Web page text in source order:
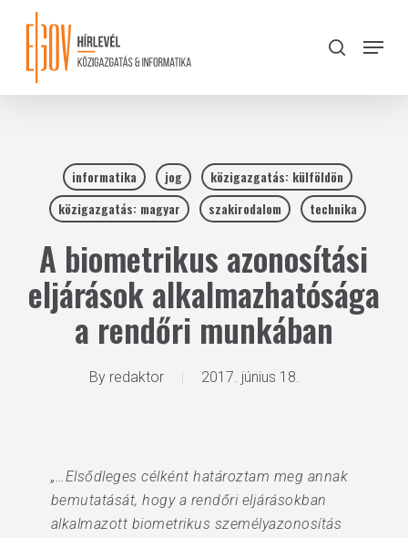
content
search
Menu
informatika jog
közigazgatás: külföldön
közigazgatás: magyar
szakirodalom technika
A biometrikus azonosítási
eljárások alkalmazhatósága
a rendőri munkában
By redaktor 2017. június 18.
„…Elsődleges célként határoztam meg annak
bemutatását, hogy a rendőri eljárásokban
alkalmazott biometrikus személyazonosítás
Close